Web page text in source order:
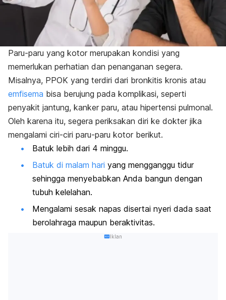
Paru-paru yang kotor merupakan kondisi yang
memerlukan perhatian dan penanganan segera.
Misalnya, PPOK yang terdiri dari bronkitis kronis atau
emfisema bisa berujung pada komplikasi, seperti
penyakit jantung, kanker paru, atau hipertensi pulmonal.
Oleh karena itu, segera periksakan diri ke dokter jika
mengalami ciri-ciri paru-paru kotor berikut.
Batuk lebih dari 4 minggu.
Batuk di malam hari yang mengganggu tidur
sehingga menyebabkan Anda bangun dengan
tubuh kelelahan.
Mengalami sesak napas disertai nyeri dada saat
berolahraga maupun beraktivitas.
Iklan